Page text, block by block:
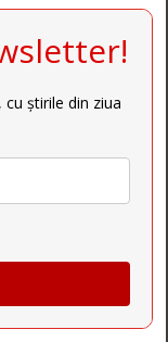
știrile din ziua